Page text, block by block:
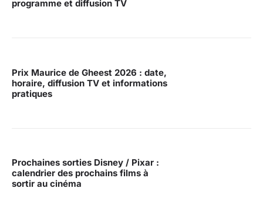
programme et diffusion TV
Prix Maurice de Gheest 2026 : date,
horaire, diffusion TV et informations
pratiques
Prochaines sorties Disney / Pixar :
calendrier des prochains films à
sortir au cinéma